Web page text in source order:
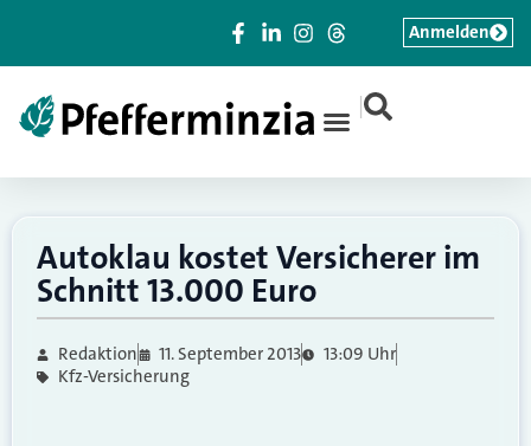
|
Anmelden
Autoklau kostet Versicherer im
Schnitt 13.000 Euro
Redaktion 11. September 2013
13:09 Uhr
Kfz-Versicherung